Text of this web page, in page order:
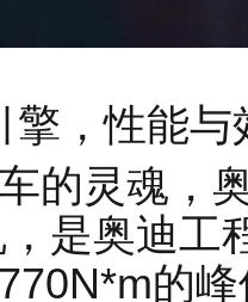
擎，性能
的灵魂，
是奥迪工
的